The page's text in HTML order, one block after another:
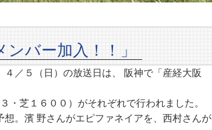
バー加入！！」
／５（日）の放送日は、 阪神で「産経大阪
・芝１６００）がそれぞれで行われました。
。濱 野さんがエピファネイアを、西村さんが